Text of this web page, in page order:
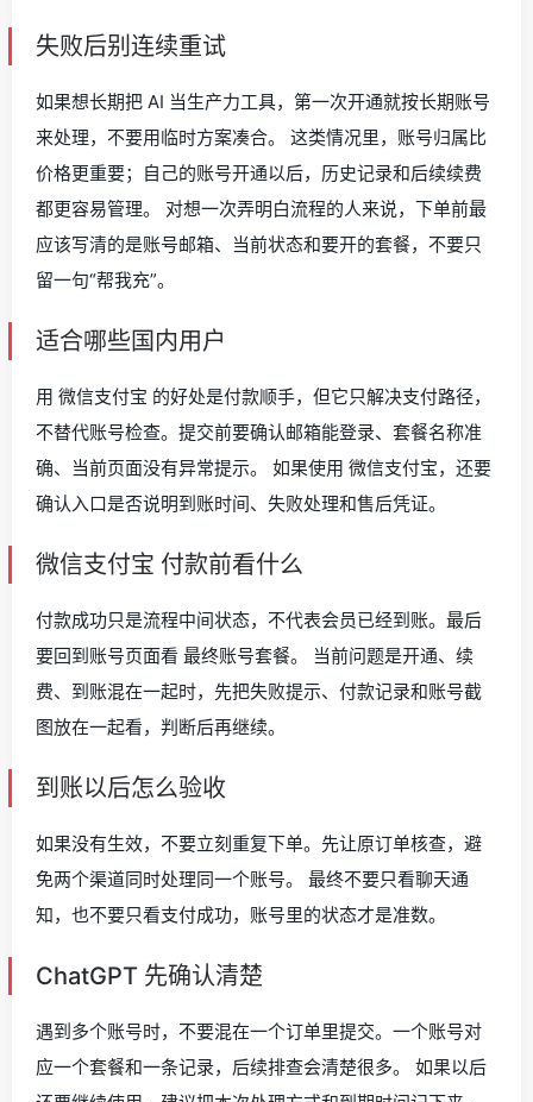
失败后别连续重试
如果想长期把 AI 当生产力工具，第一次开通就按长期账号
来处理，不要用临时方案凑合。 这类情况里，账号归属比
价格更重要；自己的账号开通以后，历史记录和后续续费
都更容易管理。 对想一次弄明白流程的人来说，下单前最
应该写清的是账号邮箱、当前状态和要开的套餐，不要只
留一句“帮我充”。
适合哪些国内用户
用 微信支付宝 的好处是付款顺手，但它只解决支付路径，
不替代账号检查。提交前要确认邮箱能登录、套餐名称准
确、当前页面没有异常提示。 如果使用 微信支付宝，还要
确认入口是否说明到账时间、失败处理和售后凭证。
微信支付宝 付款前看什么
付款成功只是流程中间状态，不代表会员已经到账。最后
要回到账号页面看 最终账号套餐。 当前问题是开通、续
费、到账混在一起时，先把失败提示、付款记录和账号截
图放在一起看，判断后再继续。
到账以后怎么验收
如果没有生效，不要立刻重复下单。先让原订单核查，避
免两个渠道同时处理同一个账号。 最终不要只看聊天通
知，也不要只看支付成功，账号里的状态才是准数。
ChatGPT 先确认清楚
遇到多个账号时，不要混在一个订单里提交。一个账号对
应一个套餐和一条记录，后续排查会清楚很多。 如果以后